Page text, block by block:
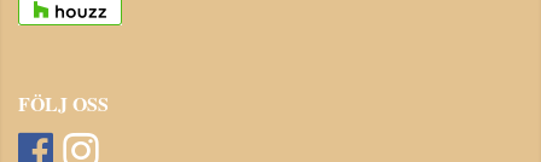
FÖLJ OSS